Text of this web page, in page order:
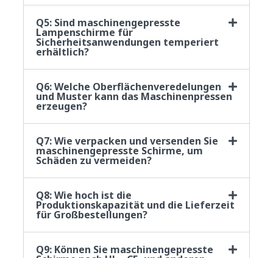
Q5: Sind maschinengepresste
Lampenschirme für
Sicherheitsanwendungen temperiert
erhältlich?
Q6: Welche Oberflächenveredelungen
und Muster kann das Maschinenpressen
erzeugen?
Q7: Wie verpacken und versenden Sie
maschinengepresste Schirme, um
Schäden zu vermeiden?
Q8: Wie hoch ist die
Produktionskapazität und die Lieferzeit
für Großbestellungen?
Q9: Können Sie maschinengepresste